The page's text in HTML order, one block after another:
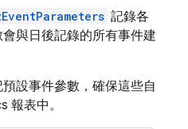
記錄各
與日後記錄的所有事件建
設事件參數，確保這些自
報表中。